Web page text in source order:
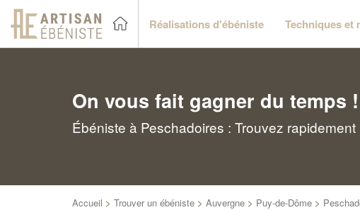
Réalisations d'ébéniste Techniques et
On vous fait gagner du temps !
Ébéniste à Peschadoires : Trouvez
Accueil > Trouver un ébéniste > Auvergne > Puy-de-Dôme >